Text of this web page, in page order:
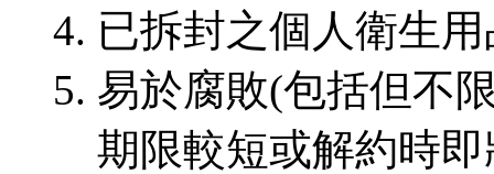
已拆封之個人衛生
易於腐敗(包括但不
期限較短或解約時